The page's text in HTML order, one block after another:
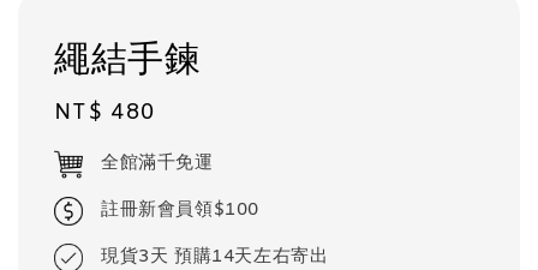
繩結手鍊
Regular
price
NT$ 480
全館滿千免運
註冊新會員領$100
現貨3天 預購14天左右寄出